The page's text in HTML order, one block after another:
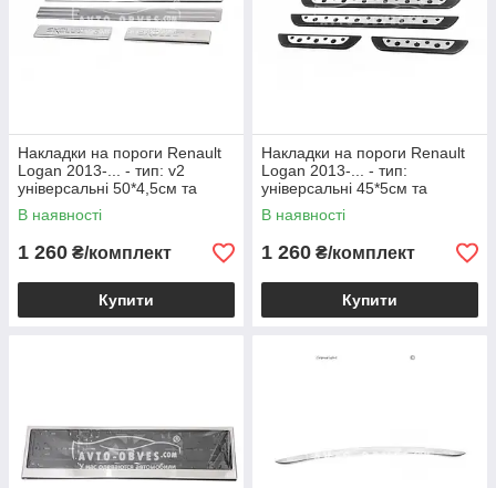
Накладки на пороги Renault
Logan 2013-... - тип: v2
універсальні 50*4,5см та
21*4,5см
В наявності
1 260 ₴/комплект
Купити
Накладки на пороги Renault
Logan 2013-... - тип:
універсальні 45*5см та
23*4,5см
В наявності
1 260 ₴/комплект
Купити